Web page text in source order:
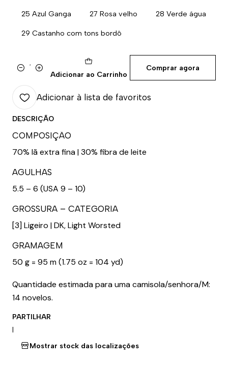
25 Azul Ganga 27 Rosa velho 28 Verde água
29 Castanho com tons bordô
QuantidadeAdicionar ao Carrinho
Comprar agora
Adicionar à lista de favoritos
DESCRIÇÃO
COMPOSIÇÃO
70% lã extra fina | 30% fibra de leite
AGULHAS
5.5 – 6 (USA 9 – 10)
GROSSURA – CATEGORIA
[3] Ligeiro | DK, Light Worsted
GRAMAGEM
50 g = 95 m (1.75 oz = 104 yd)
Quantidade estimada para uma camisola/senhora/M:
14 novelos.
PARTILHAR
|
Mostrar stock das localizações